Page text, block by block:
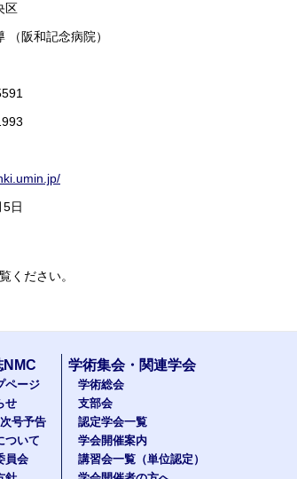
区
阪和記念病院）
日
ください。
NMC
ページ
せ
号予告
ついて
員会
学術集会・関連学会
学術総会
支部会
認定学会一覧
学会開催案内
講習会一覧（単位認定）